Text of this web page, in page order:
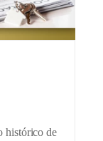
histórico de